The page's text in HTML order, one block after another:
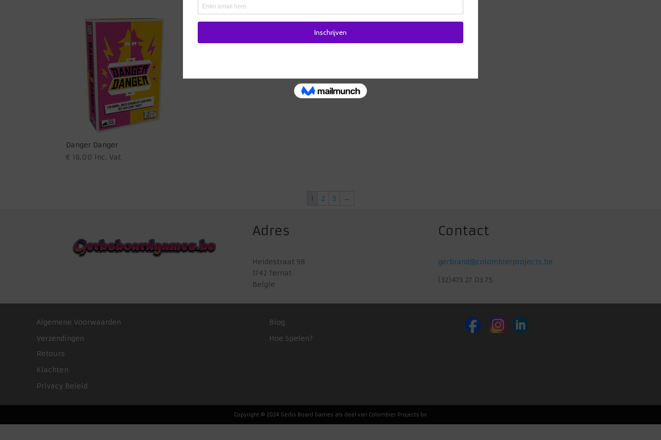
Danger Danger
€ 16,00 inc. Vat
1 2 3 →
Adres
Heidestraat 98
1742 Ternat
Belgie
Contact
gerbrand@colombierprojects.be
(32)473 27 03 75
Algemene Voorwaarden
Verzendingen
Retours
Klachten
Privacy Beleid
Blog
Hoe Spelen?
Copyright © 2024 Gerbs Board Games als deel van Colombier Projects bv